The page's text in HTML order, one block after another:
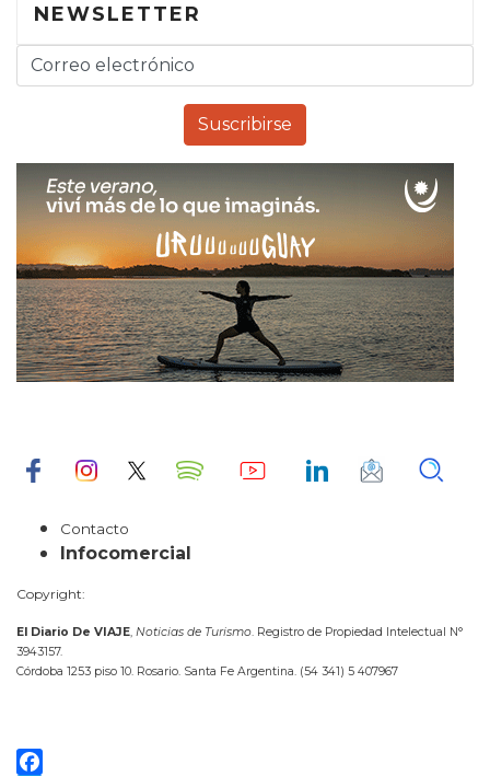
NEWSLETTER
Contacto
Infocomercial
Copyright:
El Diario De VIAJE, Noticias de Turismo. Registro de Propiedad Intelectual N°
3943157.
Córdoba 1253 piso 10. Rosario. Santa Fe Argentina. (54 341) 5 407967